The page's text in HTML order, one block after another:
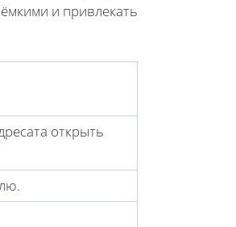
и привлекать
открыть